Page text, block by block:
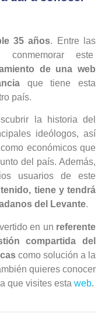
35 años. Entre las
este
de una web
que tiene esta
país.
la historia del
ideólogos, así
económicos que
del país. Además,
usuarios de este
tiene y tendrá
del Levante.
en un referente
compartida del
como solución a la
quieres conocer
que visites esta web.